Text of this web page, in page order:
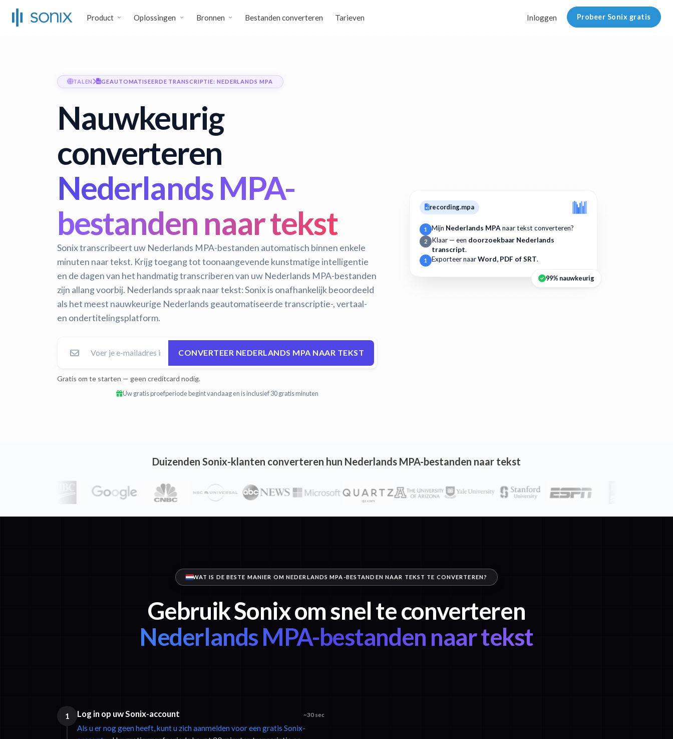
Product Oplossingen Bronnen Bestanden converteren Tarieven Inloggen Probeer Sonix gratis
TALEN GEAUTOMATISEERDE TRANSCRIPTIE: NEDERLANDS MPA
Nauwkeurig
converteren
Nederlands MPA-
bestanden naar tekst
Sonix transcribeert uw Nederlands MPA-bestanden automatisch binnen enkele
minuten naar tekst. Krijg toegang tot toonaangevende kunstmatige intelligentie
en de dagen van het handmatig transcriberen van uw Nederlands MPA-bestanden
zijn allang voorbij. Nederlands spraak naar tekst:Sonix is onafhankelijk beoordeeld
als het meest nauwkeurige Nederlands geautomatiseerde transcriptie-, vertaal-
en ondertitelingsplatform.
CONVERTEER NEDERLANDS MPA NAAR TEKST
Gratis om te starten — geen creditcard nodig.
Uw gratis proefperiode begint vandaag en is inclusief 30 gratis minuten
recording.mpa
1 Mijn Nederlands MPA naar tekst converteren?
2 Klaar — een doorzoekbaar Nederlands
transcript.
1 Exporteer naarWord, PDF of SRT.
99% nauwkeurig
Duizenden Sonix-klanten converteren hun Nederlands MPA-bestanden naar tekst
WAT IS DE BESTE MANIER OM NEDERLANDS MPA-BESTANDEN NAAR TEKST TE CONVERTEREN?
Gebruik Sonix om snel te converteren
Nederlands MPA-bestanden naar tekst
1 Log in op uw Sonix-account ~30 sec
Als u er nog geen heeft, kunt u zich aanmelden voor een gratis Sonix-